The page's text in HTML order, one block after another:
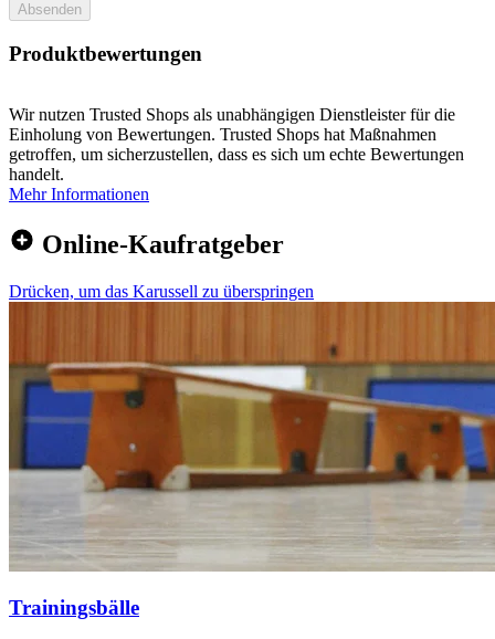
Absenden
Produktbewertungen
Wir nutzen Trusted Shops als unabhängigen Dienstleister für die
Einholung von Bewertungen. Trusted Shops hat Maßnahmen
getroffen, um sicherzustellen, dass es sich um echte Bewertungen
handelt.
Mehr Informationen
Online-Kaufratgeber
Drücken, um das Karussell zu überspringen
Trainingsbälle